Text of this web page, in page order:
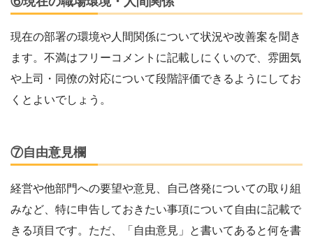
現在の部署の環境や人間関係について状況や改善案を聞き
ます。不満はフリーコメントに記載しにくいので、雰囲気
や上司・同僚の対応について段階評価できるようにしてお
くとよいでしょう。
⑦自由意見欄
経営や他部門への要望や意見、自己啓発についての取り組
みなど、特に申告しておきたい事項について自由に記載で
きる項目です。ただ、「自由意見」と書いてあると何を書